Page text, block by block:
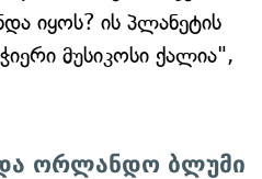
იყოს? ის პლანეტის
მუსიკოსი ქალია",
ორლანდო ბლუმი